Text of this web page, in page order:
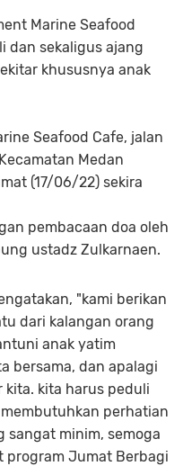
Marine Seafood
dan sekaligus ajang
khususnya anak
Seafood Cafe, jalan
Medan
(17/06/22) sekira
pembacaan doa oleh
ustadz Zulkarnaen.
"kami berikan
dari kalangan orang
anak yatim
bersama, dan apalagi
kita. kita harus peduli
perhatian
sangat minim, semoga
program Jumat Berbagi